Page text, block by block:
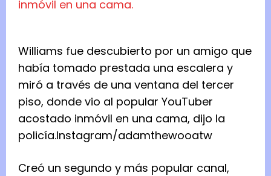
Williams fue descubierto por un amigo que
había tomado prestada una escalera y
miró a través de una ventana del tercer
piso, donde vio al popular YouTuber
acostado inmóvil en una cama, dijo la
policía.Instagram/adamthewooatw
Creó un segundo y más popular canal,